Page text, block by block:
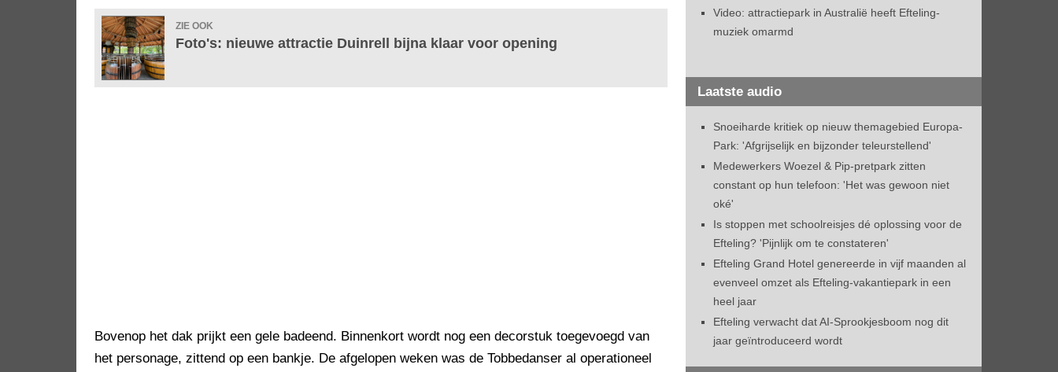
ZIE OOK
Foto's: nieuwe attractie Duinrell bijna klaar voor opening
Bovenop het dak prijkt een gele badeend. Binnenkort wordt nog een decorstuk toegevoegd van
het personage, zittend op een bankje. De afgelopen weken was de Tobbedanser al operationeel
Video: attractiepark in Australië heeft Efteling-
muziek omarmd
Laatste audio
Snoeiharde kritiek op nieuw themagebied Europa-
Park: 'Afgrijselijk en bijzonder teleurstellend'
Medewerkers Woezel & Pip-pretpark zitten
constant op hun telefoon: 'Het was gewoon niet
oké'
Is stoppen met schoolreisjes dé oplossing voor de
Efteling? 'Pijnlijk om te constateren'
Efteling Grand Hotel genereerde in vijf maanden al
evenveel omzet als Efteling-vakantiepark in een
heel jaar
Efteling verwacht dat AI-Sprookjesboom nog dit
jaar geïntroduceerd wordt